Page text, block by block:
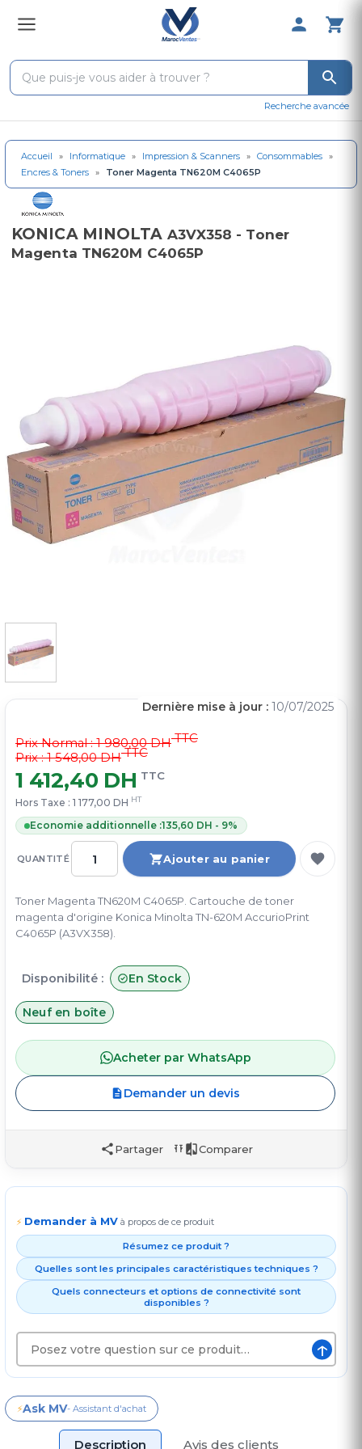
0 Produit
Recherche avancée
Accueil » Informatique » Impression & Scanners » Consommables »
Encres & Toners » Toner Magenta TN620M C4065P
KONICA MINOLTA A3VX358 - Toner
Magenta TN620M C4065P
QUANTITÉ Ajouter au panier
Prix Normal :1 980,00 DHTTC
Prix : 1 548,00 DHTTC
1 412,40 DH TTC
Hors Taxe : 1 177,00 DH HT
Economie additionnelle :135,60 DH - 9%
Toner Magenta TN620M C4065P. Cartouche de toner
magenta d'origine Konica Minolta TN-620M AccurioPrint
C4065P (A3VX358).
Disponibilité : En Stock
Dernière mise à jour : 10/07/2025
Neuf en boîte
Acheter par WhatsApp
Demander un devis
Partager Comparer
⚡ Demander à MV à propos de ce produit
Résumez ce produit ?
Quelles sont les principales caractéristiques techniques ?
Quels connecteurs et options de connectivité sont
disponibles ?
↑
⚡Ask MV- Assistant d'achat
Description Avis des clients